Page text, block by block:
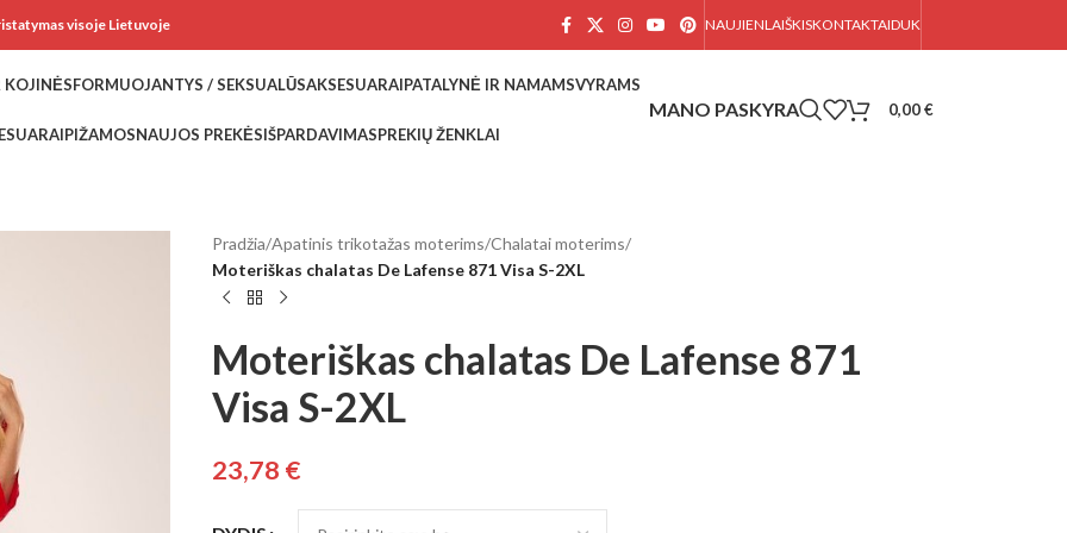
visoje Lietuvoje NAUJIENLAIŠKISKONTAKTAIDUK
KOJINĖSFORMUOJANTYS / SEKSUALŪSAKSESUARAIPATALYNĖ IR NAMAMSVYRAMS
PIŽAMOSNAUJOS PREKĖSIŠPARDAVIMASPREKIŲ ŽENKLAI
0,00€
Pradžia/Apatinis trikotažas moterims/Chalatai moterims/
Moteriškas chalatas De Lafense 871 Visa S-2XL
Moteriškas chalatas De Lafense 871
Visa S-2XL
23,78 €